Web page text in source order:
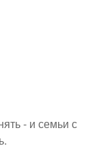
- и семьи с